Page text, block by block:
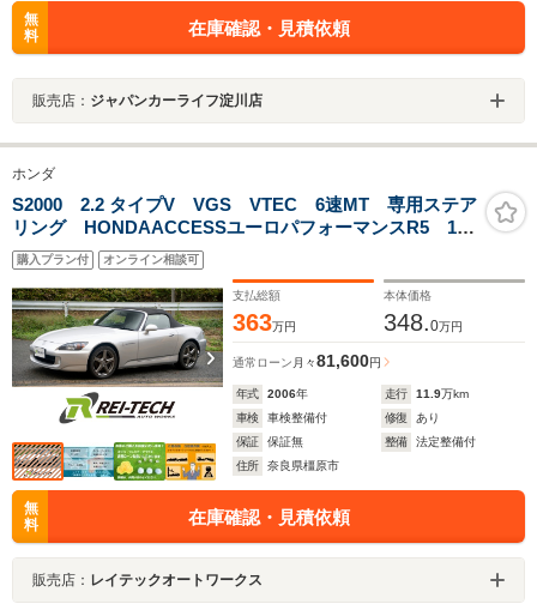
無
料
在庫確認・見積依頼
販売店： ジャパンカーライフ淀川店
ホンダ
S2000 2.2 タイプV VGS VTEC 6速MT 専用ステア
リング HONDAACCESSユーロパフォーマンスR5 17
インチAW 黒幌 黒内装 ハーフレザーシート レーダ
ー プッシュスタート HIDヘッドライト ABS
購入プラン付 オンライン相談可
支払総額
363万円
本体価格
348.0万円
通常ローン 月々81,600円
年式 2006年 走行 11.9万km
車検
車検整備付 修復
あり
保証
保証無 整備
法定整備付
住所
奈良県橿原市
無
料
在庫確認・見積依頼
販売店： レイテックオートワークス